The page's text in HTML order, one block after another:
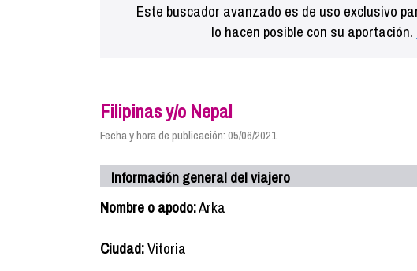
Este buscador avanzado es de uso exclusivo
lo hacen posible con su aportación.
Filipinas y/o Nepal
Fecha y hora de publicación: 05/06/2021
Información general del viajero
Nombre o apodo:Arka
Ciudad:Vitoria